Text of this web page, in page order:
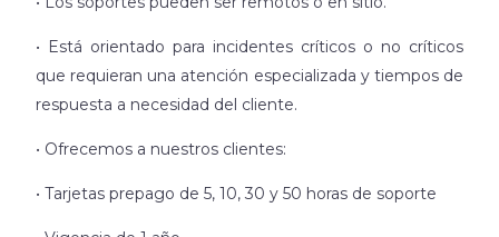
• Está orientado para incidentes críticos o no críticos
que requieran una atención especializada y tiempos de
respuesta a necesidad del cliente.
• Ofrecemos a nuestros clientes:
• Tarjetas prepago de 5, 10, 30 y 50 horas de soporte